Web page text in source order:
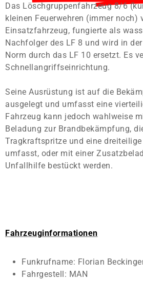
Das Löschgruppenfahrzeug 8/6
kleinen Feuerwehren (immer noch)
Einsatzfahrzeug, fungierte als
Nachfolger des LF 8 und wird in
Norm durch das LF 10 ersetzt. Es
Schnellangriffseinrichtung.
Seine Ausrüstung ist auf die
ausgelegt und umfasst eine
Fahrzeug kann jedoch wahlweise
Beladung zur Brandbekämpfung,
Tragkraftspritze und eine
umfasst, oder mit einer
Unfallhilfe bestückt werden.
Fahrzeuginformationen
Funkrufname: Florian
Fahrgestell: MAN